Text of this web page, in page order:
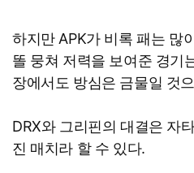
하지만 APK가 비록 패는 많
똘 뭉쳐 저력을 보여준 경기
장에서도 방심은 금물일 것
DRX와 그리핀의 대결은 자
진 매치라 할 수 있다.